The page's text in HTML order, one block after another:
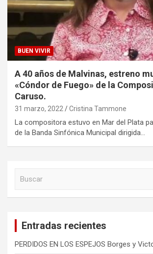
BUEN VIVIR
A 40 años de Malvinas, estreno
«Cóndor de Fuego» de la
Caruso.
31 marzo, 2022 Cristina Tammone
La compositora estuvo en Mar del Plata
de la Banda Sinfónica Municipal dirigida…
Entradas recientes
PERDIDOS EN LOS ESPEJOS Borges y